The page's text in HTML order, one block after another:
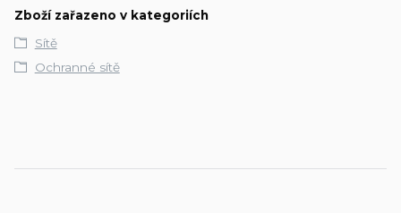
Zboží zařazeno v kategoriích
Sítě
Ochranné sítě